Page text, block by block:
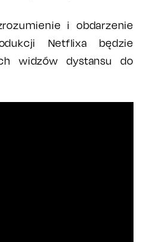
i obdarzenie
Netflixa będzie
widzów dystansu do